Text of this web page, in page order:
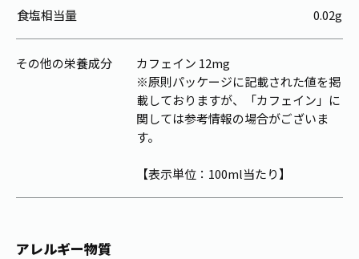
食塩相当量 0.02g
その他の栄養成分
カフェイン 12mg
※原則パッケージに記載された値を掲
載しておりますが、「カフェイン」に
関しては参考情報の場合がございま
す。
【表示単位：100ml当たり】
アレルギー物質